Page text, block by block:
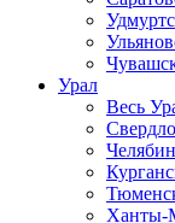
Урал
Весь
Ханты-